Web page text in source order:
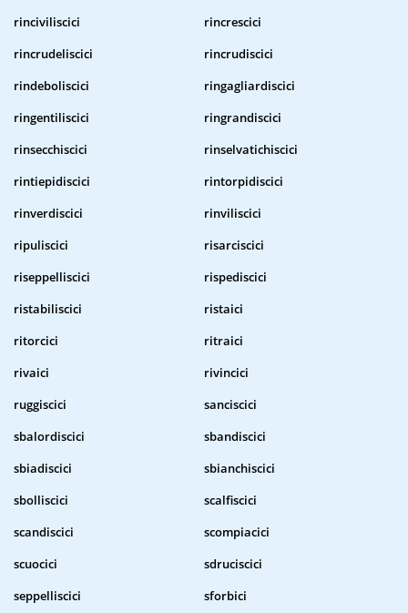
rinciviliscici
rincrescici
rincrudeliscici
rincrudiscici
rindeboliscici
ringagliardiscici
ringentiliscici
ringrandiscici
rinsecchiscici
rinselvatichiscici
rintiepidiscici
rintorpidiscici
rinverdiscici
rinviliscici
ripuliscici
risarciscici
riseppelliscici
rispediscici
ristabiliscici
ristaici
ritorcici
ritraici
rivaici
rivincici
ruggiscici
sanciscici
sbalordiscici
sbandiscici
sbiadiscici
sbianchiscici
sbolliscici
scalfiscici
scandiscici
scompiacici
scuocici
sdruciscici
seppelliscici
sforbici